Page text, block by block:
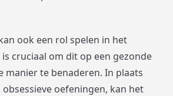
ook een rol spelen in het
cruciaal om dit op een gezonde
manier te benaderen. In plaats
oefeningen, kan het